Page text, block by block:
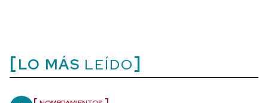
LO MÁS LEÍDO